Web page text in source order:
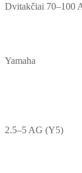
Dvitakčiai 70–100
Yamaha
2.5–5 AG (Y5)